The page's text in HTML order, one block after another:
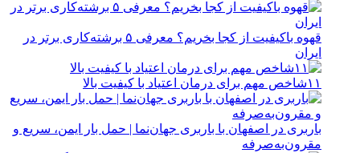
قهوه باکیفیت از کجا بخریم؟ معرفی ۵ برشته‌کاری برتر در
ایران
۱۱شاخص مهم برای درمان اعتیاد با کیفیت بالا
باربری در اصفهان با باربری جهان‌نما | حمل بار ایمن، سریع و
مقرون‌به‌صرفه